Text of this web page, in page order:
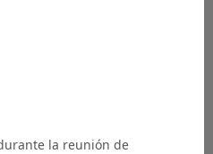
la reunión de